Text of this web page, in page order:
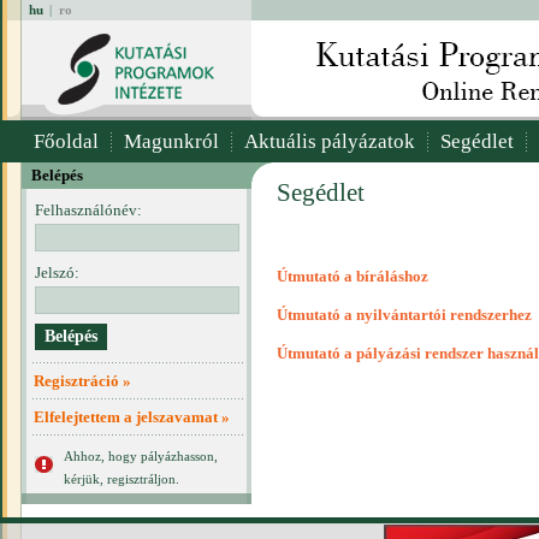
hu | ro
Főoldal Magunkról Aktuális pályázatok Segédlet
Belépés
Felhasználónév:
Jelszó:
Regisztráció »
Elfelejtettem a jelszavamat »
Ahhoz, hogy pályázhasson,
kérjük, regisztráljon.
Segédlet
Útmutató a bíráláshoz
Útmutató a nyilvántartói rendszerhez
Útmutató a pályázási rendszer